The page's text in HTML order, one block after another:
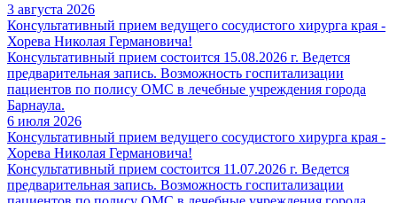
3 августа 2026
Консультативный прием ведущего сосудистого хирурга края -
Хорева Николая Германовича!
Консультативный прием состоится 15.08.2026 г. Ведется
предварительная запись. Возможность госпитализации
пациентов по полису ОМС в лечебные учреждения города
Барнаула.
6 июля 2026
Консультативный прием ведущего сосудистого хирурга края -
Хорева Николая Германовича!
Консультативный прием состоится 11.07.2026 г. Ведется
предварительная запись. Возможность госпитализации